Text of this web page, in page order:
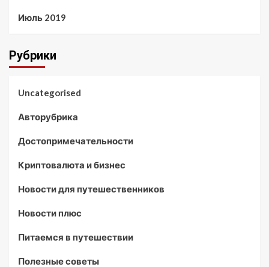
Июль 2019
Рубрики
Uncategorised
Авторубрика
Достопримечательности
Криптовалюта и бизнес
Новости для путешественников
Новости плюс
Питаемся в путешествии
Полезные советы